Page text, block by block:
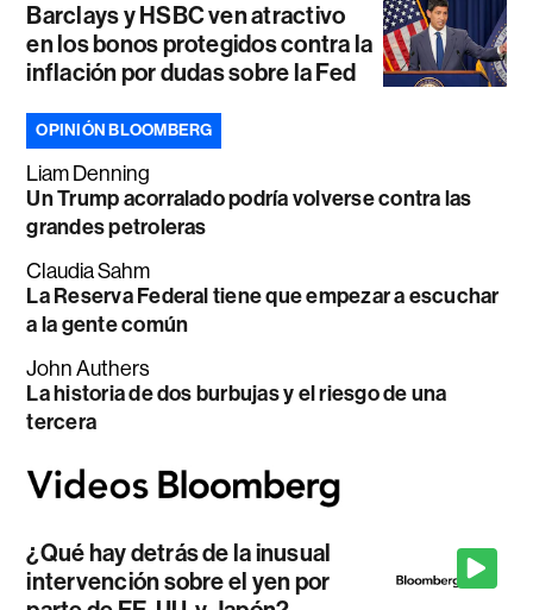
Barclays y HSBC ven atractivo
en los bonos protegidos contra la
inflación por dudas sobre la Fed
OPINIÓN BLOOMBERG
Liam Denning
Un Trump acorralado podría volverse contra las
grandes petroleras
Claudia Sahm
La Reserva Federal tiene que empezar a escuchar
a la gente común
John Authers
La historia de dos burbujas y el riesgo de una
tercera
¿Qué hay detrás de la inusual
intervención sobre el yen por